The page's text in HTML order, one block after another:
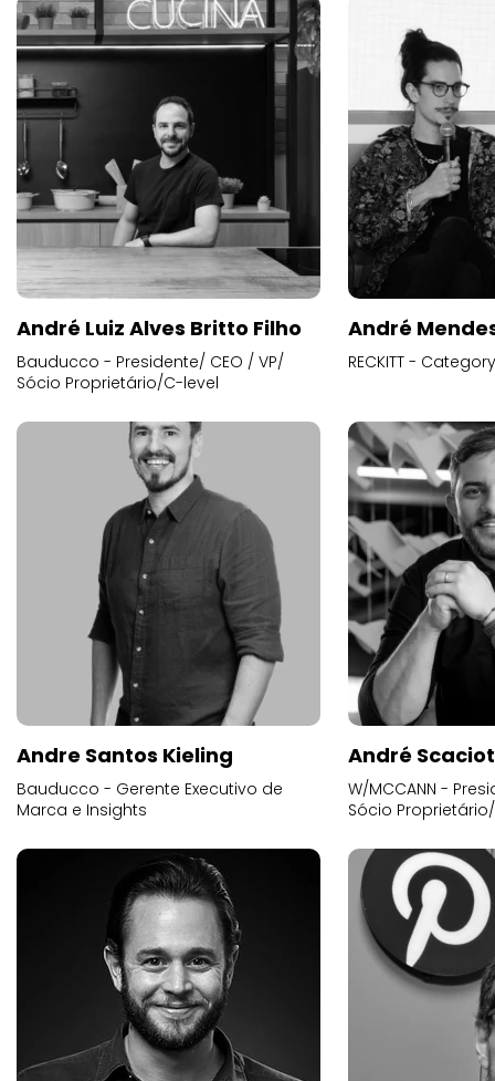
André Luiz Alves Britto Filho
Bauducco - Presidente/ CEO / VP/
Sócio Proprietário/C-level
André
RECKITT -
Andre Santos Kieling
Bauducco - Gerente Executivo de
Marca e Insights
André
W/MCCANN -
Sócio